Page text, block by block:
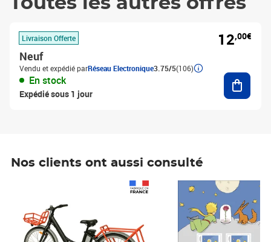
Livraison Offerte
Neuf
Vendu et expédié parRéseau Electronique3.75/5(106)
En stock
Expédié sous 1 jour
12,00€
Nos clients ont aussi consulté
Prix 7,50€